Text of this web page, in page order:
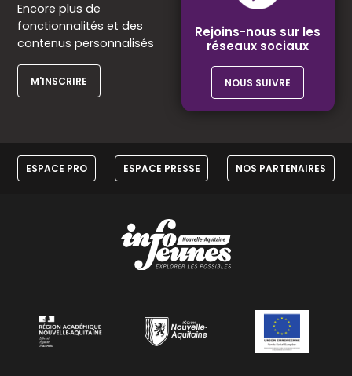
Encore plus de
fonctionnalités et des
contenus personnalisés
M'INSCRIRE
Rejoins-nous sur les
réseaux sociaux
NOUS SUIVRE
ESPACE PRO ESPACE PRESSE NOS PARTENAIRES